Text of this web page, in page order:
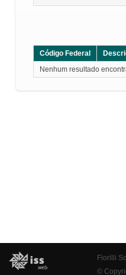
Código Federal
Nenhum resultado
Fiorilli
©